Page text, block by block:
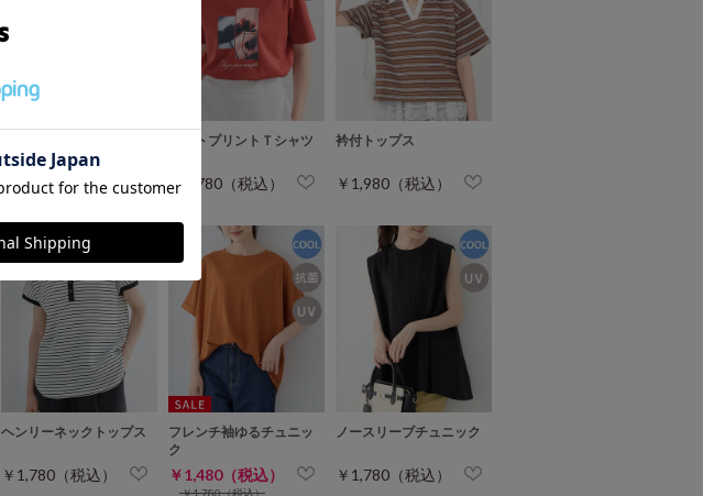
￥1,480（税込）
フォトプリントＴシャツ
￥1,780（税込）
衿付トップス
￥1,980（税込）
ヘンリーネックトップス
￥1,780（税込）
フレンチ袖ゆるチュニッ
ク
￥1,480（税込）
￥1,780（税込）
ノースリーブチュニック
￥1,780（税込）